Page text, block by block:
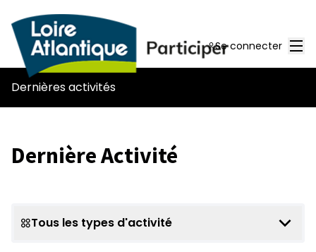
Se connecter
Dernières activités
Dernière Activité
Tous les types d'activité